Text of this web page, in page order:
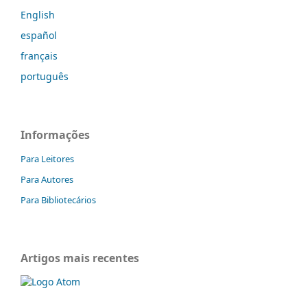
English
español
français
português
Informações
Para Leitores
Para Autores
Para Bibliotecários
Artigos mais recentes